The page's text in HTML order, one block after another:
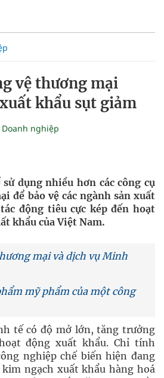
vệ thương mại
khẩu sụt giảm
Doanh nghiệp
sử dụng nhiều hơn các công cụ
để bảo vệ các ngành sản xuất
động tiêu cực kép đến hoạt
khẩu của Việt Nam.
mại và dịch vụ Minh
mỹ phẩm của một công
tế có độ mở lớn, tăng trưởng
động xuất khẩu. Chỉ tính
nghiệp chế biến hiện đang
ngạch xuất khẩu hàng hoá